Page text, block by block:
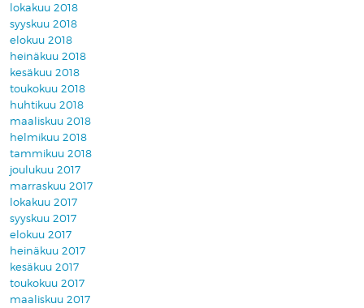
lokakuu 2018
syyskuu 2018
elokuu 2018
heinäkuu 2018
kesäkuu 2018
toukokuu 2018
huhtikuu 2018
maaliskuu 2018
helmikuu 2018
tammikuu 2018
joulukuu 2017
marraskuu 2017
lokakuu 2017
syyskuu 2017
elokuu 2017
heinäkuu 2017
kesäkuu 2017
toukokuu 2017
maaliskuu 2017